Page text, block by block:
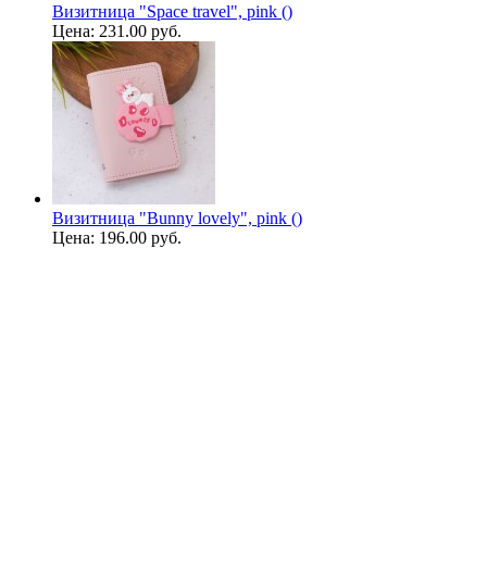
Визитница "Space travel", pink ()
Цена: 231.00 руб.
Визитница "Bunny lovely", pink ()
Цена: 196.00 руб.